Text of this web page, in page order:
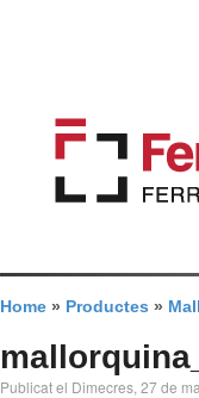
Home » Productes »
Publicat el Dimecres, 27 de